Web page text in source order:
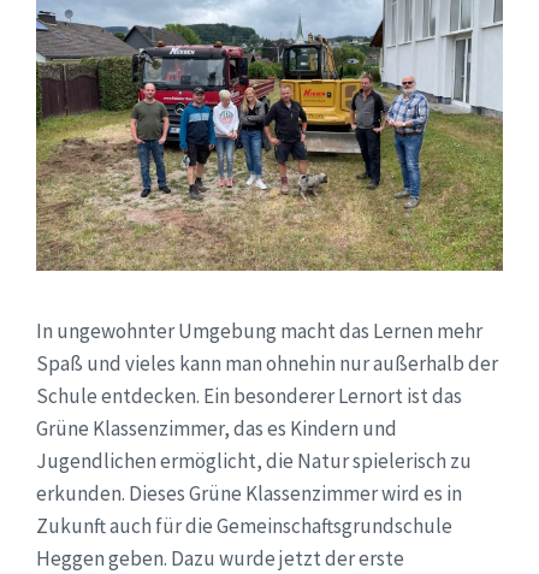
In ungewohnter Umgebung macht das Lernen mehr
Spaß und vieles kann man ohnehin nur außerhalb der
Schule entdecken. Ein besonderer Lernort ist das
Grüne Klassenzimmer, das es Kindern und
Jugendlichen ermöglicht, die Natur spielerisch zu
erkunden. Dieses Grüne Klassenzimmer wird es in
Zukunft auch für die Gemeinschaftsgrundschule
Heggen geben. Dazu wurde jetzt der erste